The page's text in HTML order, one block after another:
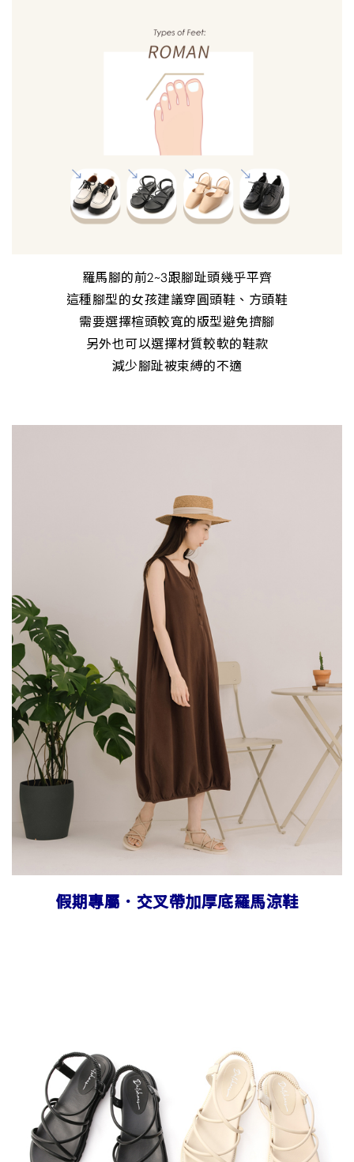
羅馬腳的前2~3跟腳趾頭幾乎平齊
這種腳型的女孩建議穿圓頭鞋、方頭鞋
需要選擇楦頭較寬的版型避免擠腳
另外也可以選擇材質較軟的鞋款
減少腳趾被束縛的不適
假期專屬．交叉帶加厚底羅馬涼鞋